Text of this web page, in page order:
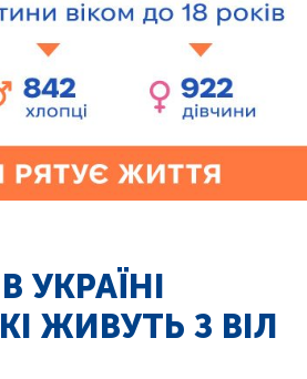
УКРАЇНІ
ЖИВУТЬ З ВІЛ